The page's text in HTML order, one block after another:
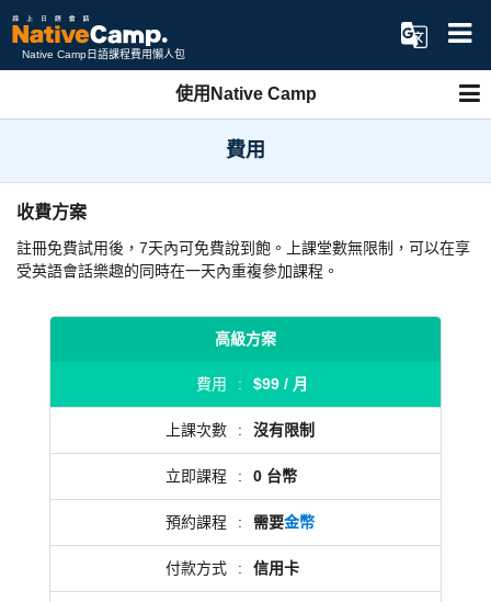
Native Camp日語課程費用懶人包
使用Native Camp
費用
收費方案
註冊免費試用後，7天內可免費說到飽。上課堂數無限制，可以在享
受英語會話樂趣的同時在一天內重複參加課程。
高級方案
費用 : $99 / 月
上課次數 : 沒有限制
立即課程 : 0 台幣
預約課程 : 需要金幣
付款方式 : 信用卡